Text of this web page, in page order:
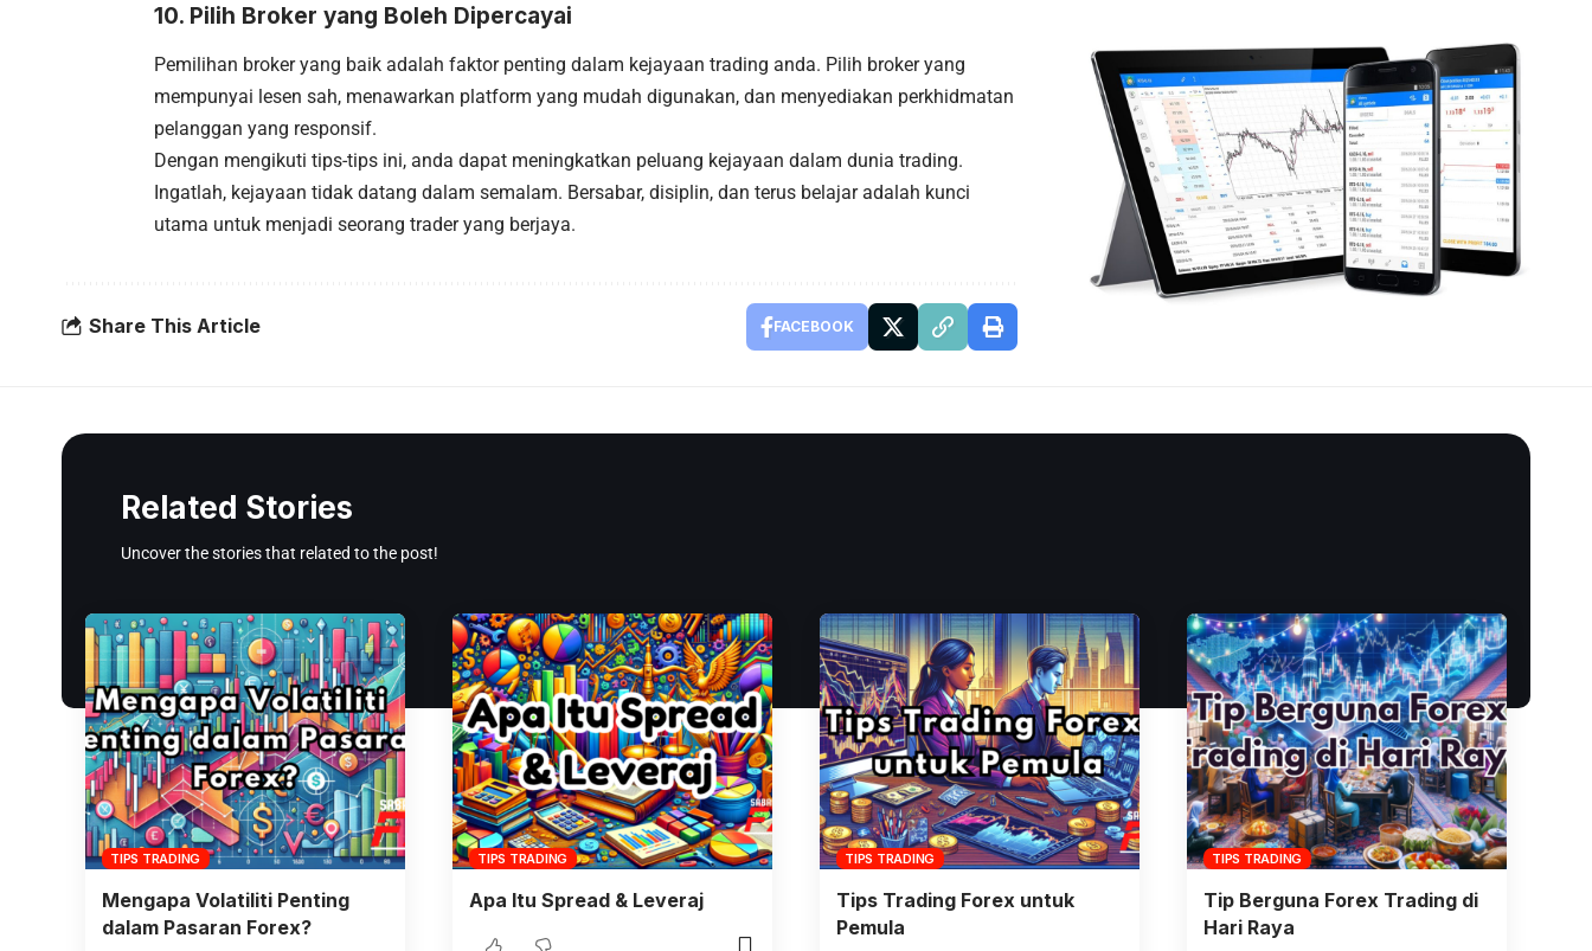
10. Pilih Broker yang Boleh Dipercayai
Pemilihan broker yang baik adalah faktor penting dalam kejayaan trading anda. Pilih broker yang
mempunyai lesen sah, menawarkan platform yang mudah digunakan, dan menyediakan perkhidmatan
pelanggan yang responsif.
Dengan mengikuti tips-tips ini, anda dapat meningkatkan peluang kejayaan dalam dunia trading.
Ingatlah, kejayaan tidak datang dalam semalam. Bersabar, disiplin, dan terus belajar adalah kunci
utama untuk menjadi seorang trader yang berjaya.
Share This Article FACEBOOK
Related Stories
Uncover the stories that related to the post!
TIPS TRADING
Mengapa Volatiliti Penting
dalam Pasaran Forex?
TIPS TRADING
Apa Itu Spread & Leveraj
TIPS TRADING
Tips Trading Forex untuk
Pemula
TIPS TRADING
Tip Berguna Forex Trading di
Hari Raya